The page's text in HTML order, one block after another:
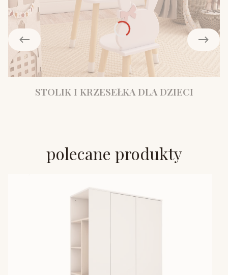
STOLIK I KRZESEŁKA DLA DZIECI
polecane produkty